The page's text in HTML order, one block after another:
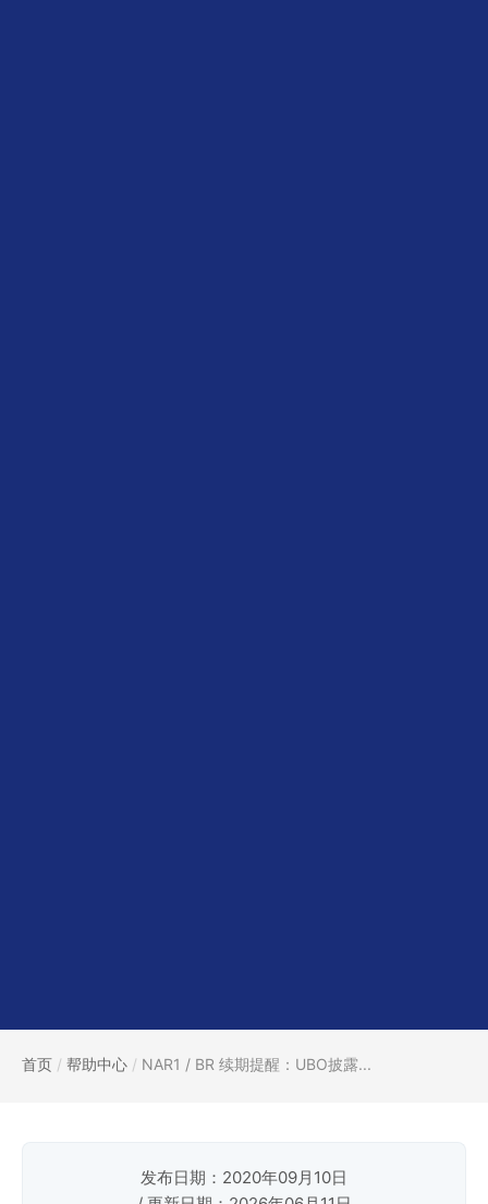
首页 / 帮助中心 / NAR1 / BR 续期提醒：UBO披露...
发布日期：2020年09月10日